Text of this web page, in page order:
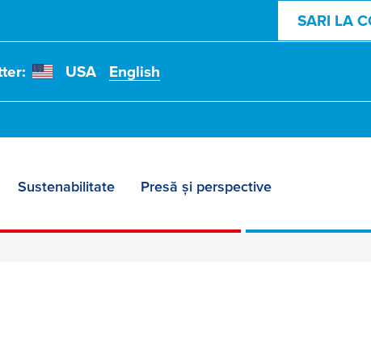
SARI LA
USA English
Sustenabilitate Presă și perspective